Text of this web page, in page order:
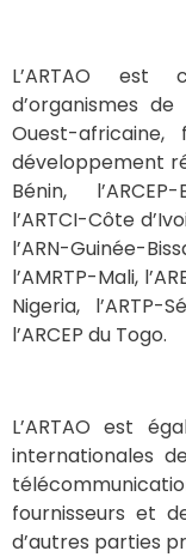
L’ARTAO est
d’organismes
Ouest-
développement
Bénin,
l’ARTCI-Côte
l’ARN-Guinée-
l’AMRTP-Mali,
Nigeria,
l’ARCEP du Togo.
L’ARTAO est
internationales
fournisseurs et
d’autres parties